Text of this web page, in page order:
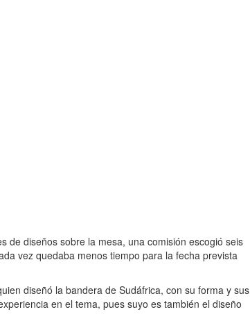
de diseños sobre la mesa, una comisión escogió seis
vez quedaba menos tiempo para la fecha prevista
diseñó la bandera de Sudáfrica, con su forma y sus
en el tema, pues suyo es también el diseño